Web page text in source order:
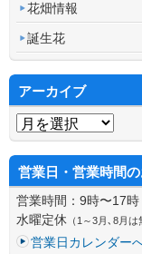
花畑情報
誕生花
アーカイブ
アーカイブ
営業日・営業時間
営業時間：9時〜17時
水曜定休 （1～3月､8月は
営業日カレンダー